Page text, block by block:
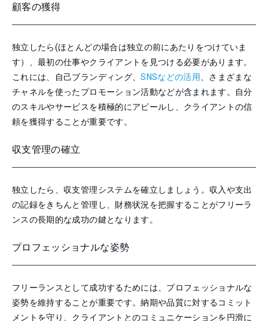
顧客の獲得
独立したら(ほとんどの場合は独立の前にあたりをつけていま
す）、最初の仕事やクライアントを見つける必要があります。
これには、自己ブランディング、SNSなどの活用
、さまざまな
チャネルを使ったプロモーション活動などが含まれます。自分
のスキルやサービスを積極的にアピールし、クライアントの信
頼を獲得することが重要です。
収支管理の確立
独立したら、収支管理システムを確立しましょう。収入や支出
の記録をきちんと管理し、財務状況を把握することがフリーラ
ンスの長期的な成功の鍵となります。
プロフェッショナルな姿勢
フリーランスとして成功するためには、プロフェッショナルな
姿勢を維持することが重要です。納期や品質に対するコミット
メントを守り、クライアントとのコミュニケーションを円滑に